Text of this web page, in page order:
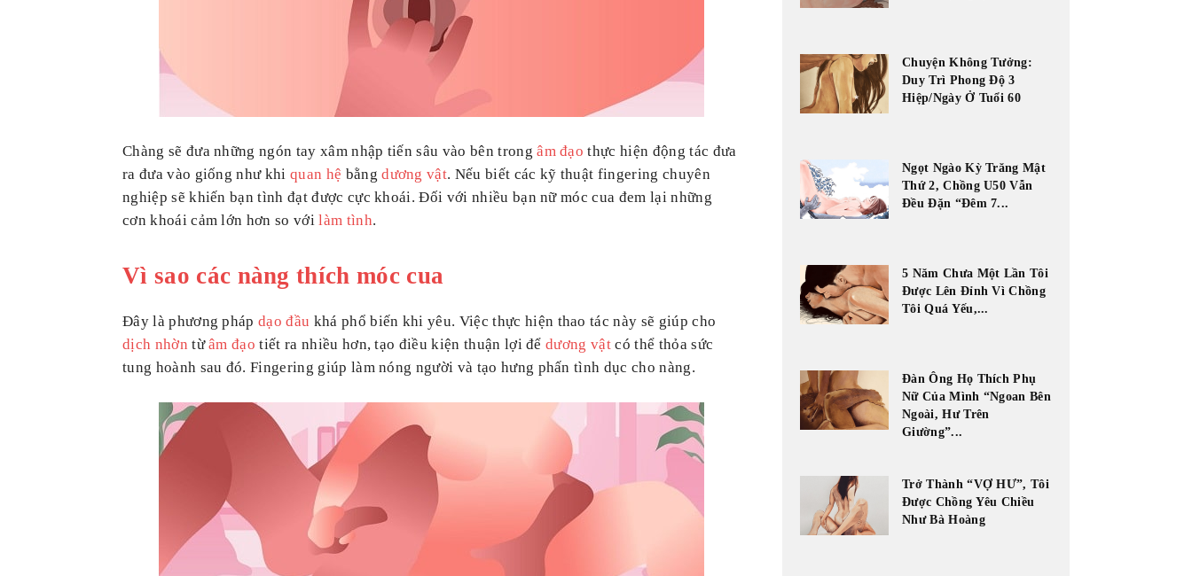
Chàng sẽ đưa những ngón tay xâm nhập tiến sâu vào bên trongâm đạo thực hiện động tác đưa
ra đưa vào giống như khiquan hệ bằngdương vật. Nếu biết các kỹ thuật fingering chuyên
nghiệp sẽ khiến bạn tình đạt được cực khoái. Đối với nhiều bạn nữ móc cua đem lại những
cơn khoái cảm lớn hơn so vớilàm tình.
Vì sao các nàng thích móc cua
Đây là phương phápdạo đầu khá phổ biến khi yêu. Việc thực hiện thao tác này sẽ giúp cho
dịch nhờn từâm đạo tiết ra nhiều hơn, tạo điều kiện thuận lợi đểdương vật có thể thỏa sức
tung hoành sau đó. Fingering giúp làm nóng người và tạo hưng phấn tình dục cho nàng.
Chuyện Không Tưởng:
Duy Trì Phong Độ 3
Hiệp/Ngày Ở Tuổi 60
Ngọt Ngào Kỳ Trăng Mật
Thứ 2, Chồng U50 Vẫn
Đều Đặn “Đêm 7...
5 Năm Chưa Một Lần Tôi
Được Lên Đỉnh Vì Chồng
Tôi Quá Yếu,...
Đàn Ông Họ Thích Phụ
Nữ Của Mình “Ngoan Bên
Ngoài, Hư Trên
Giường”...
Trở Thành “VỢ HƯ”, Tôi
Được Chồng Yêu Chiều
Như Bà Hoàng